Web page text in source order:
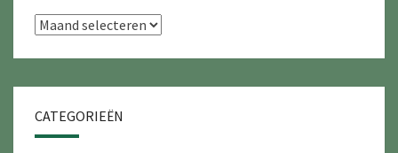
Archieven
CATEGORIEËN